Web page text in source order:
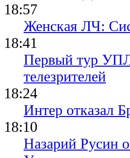
18:57
Женская ЛЧ:
18:41
Первый тур УПЛ
телезрителей
18:24
Интер отказал
18:10
Назарий Русин